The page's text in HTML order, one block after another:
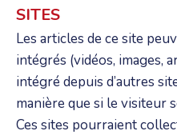
SITES
Les articles de ce site
intégrés (vidéos, images,
intégré depuis d’autres
manière que si le visiteur
Ces sites pourraient